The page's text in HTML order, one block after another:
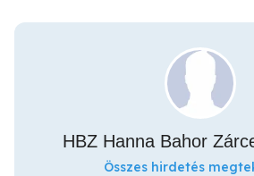
HBZ Hanna Bahor
Összes hirdetés